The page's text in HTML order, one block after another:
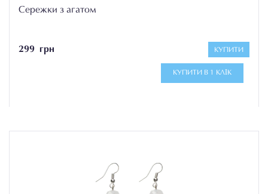
Сережки з агатом
299 грн КУПИТИ
КУПИТИ В 1 КЛІК